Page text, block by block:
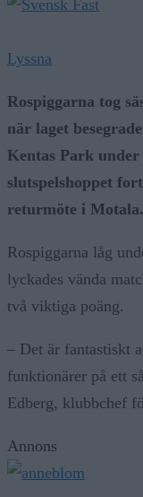
Lyssna
Rospiggarna tog
när laget besegrade
Kentas Park
slutspelshoppet
returmöte i Motala.
Rospiggarna låg
lyckades vända
två viktiga poäng.
– Det är fantastiskt
funktionärer på ett
Edberg, klubbchef
Annons